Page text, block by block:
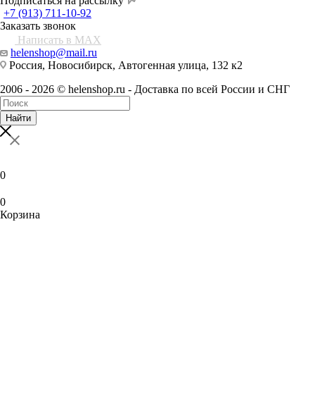
+7 (913) 711-10-92
Заказать звонок
Написать в MAX
helenshop@mail.ru
Россия, Новосибирск, Автогенная улица, 132 к2
2006 - 2026 © helenshop.ru - Доставка по всей России и СНГ
Найти
0
0
Корзина